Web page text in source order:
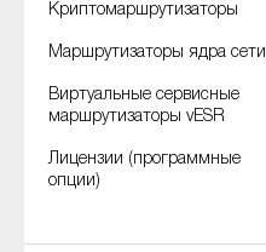
Криптомаршрутизаторы
Маршрутизаторы ядра сети
Виртуальные сервисные
маршрутизаторы vESR
Лицензии (программные
опции)